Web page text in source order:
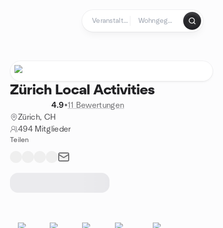
Zürich Local Activities
4.9•11 Bewertungen
Zürich, CH
494 Mitglieder
Teilen